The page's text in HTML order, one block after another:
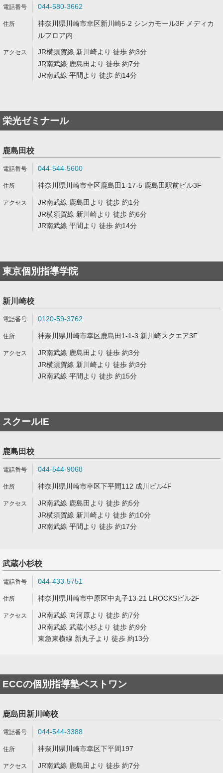
044-580-3662
神奈川県川崎市幸区新川崎5-2 シンカモール3F メディカ
ルフロア内
JR横須賀線 新川崎より 徒歩 約3分
JR南武線 鹿島田より 徒歩 約7分
JR南武線 平間より 徒歩 約14分
栄光ゼミナール
鹿島田校
044-544-5600
神奈川県川崎市幸区鹿島田1-17-5 鹿島田駅前ビル3F
JR南武線 鹿島田より 徒歩 約1分
JR横須賀線 新川崎より 徒歩 約6分
JR南武線 平間より 徒歩 約14分
東京個別指導学院
新川崎校
0120-59-3762
神奈川県川崎市幸区鹿島田1-1-3 新川崎スクエア3F
JR南武線 鹿島田より 徒歩 約3分
JR横須賀線 新川崎より 徒歩 約3分
JR南武線 平間より 徒歩 約15分
スクールIE
鹿島田校
044-544-9068
神奈川県川崎市幸区下平間112 成川ビル4F
JR南武線 鹿島田より 徒歩 約5分
JR横須賀線 新川崎より 徒歩 約10分
JR南武線 平間より 徒歩 約17分
武蔵小杉校
044-433-5751
神奈川県川崎市中原区中丸子13-21 LROCKSビル2F
JR南武線 向河原より 徒歩 約7分
JR南武線 武蔵小杉より 徒歩 約9分
東急東横線 新丸子より 徒歩 約13分
ECCの個別指導塾ベストワン
鹿島田新川崎校
044-544-3388
神奈川県川崎市幸区下平間197
JR南武線 鹿島田より 徒歩 約7分